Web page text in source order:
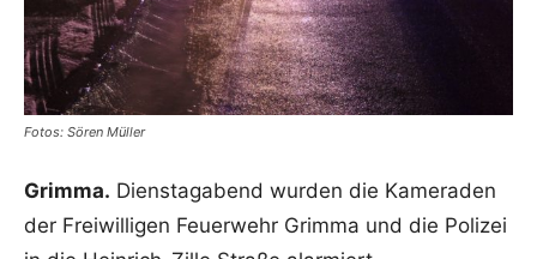
Fotos: Sören Müller
Grimma. Dienstagabend wurden die Kameraden
der Freiwilligen Feuerwehr Grimma und die Polizei